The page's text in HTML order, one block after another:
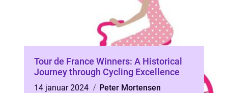
Tour de France Winners: A Historical
Journey through Cycling Excellence
14 januar 2024
Peter Mortensen